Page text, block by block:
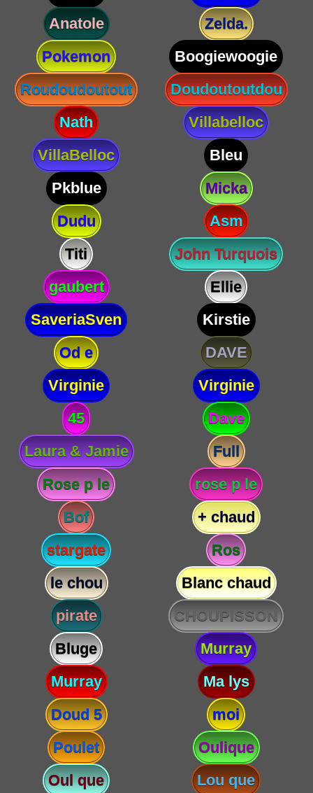
Anatole
Zelda.
Pokemon
Boogiewoogie
Roudoudoutout
Doudoutoutdou
Nath
Villabelloc
VillaBelloc
Bleu
Pkblue
Micka
Dudu
Asm
Titi
John Turquois
gaubert
Ellie
SaveriaSven
Kirstie
Od e
DAVE
Virginie
Virginie
45
Dave
Laura & Jamie
Full
Rose p le
rose p le
Bof
+ chaud
stargate
Ros
le chou
Blanc chaud
pirate
CHOUPISSON
Bluge
Murray
Murray
Ma lys
Doud 5
moi
Poulet
Oulique
Oul que
Lou que